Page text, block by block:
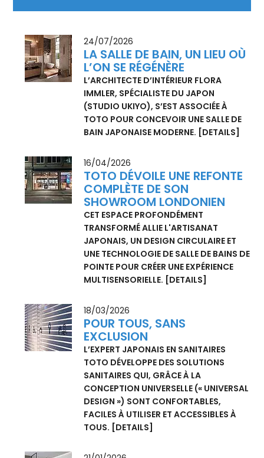
PÉRIODE:
18RÉSULTATS
DATE DE PUBLICATION
24/07/2026
L’ON SE RÉGÉNÈRE
L’ARCHITECTE D’INTÉRIEUR FLORA
IMMLER, SPÉCIALISTE DU JAPON
(STUDIO UKIYO), S’EST ASSOCIÉE À
TOTO POUR CONCEVOIR UNE SALLE DE
BAIN JAPONAISE MODERNE.[DETAILS]
16/04/2026
TOTO DÉVOILE UNE REFONTE
COMPLÈTE DE SON
CET ESPACE PROFONDÉMENT
TRANSFORMÉ ALLIE L'ARTISANAT
JAPONAIS, UN DESIGN CIRCULAIRE ET
UNE TECHNOLOGIE DE SALLE DE BAINS DE
POINTE POUR CRÉER UNE EXPÉRIENCE
MULTISENSORIELLE. [DETAILS]
18/03/2026
POUR TOUS, SANS
EXCLUSION
TOTO DÉVELOPPE DES SOLUTIONS